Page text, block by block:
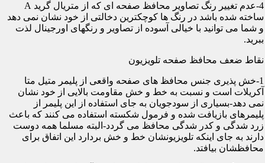
4-عدم تغییر رنگ تصاویر محافظ صفحه ای که از متریال گرید A
ساخته شده باشد در رنگ ها کوچکترین دخالتی از خود نشان نمی دهد
و شما می توانید با خیالی آسوده از تصاویر و رنگهای اورجینال لذت
ببرید.
نقاط ضعف محافظ صفحه تلویزیون
1-خش پذیری جنس محافظ های صفحه واقعی از پلیمر متیل متا
آکریلات است و نسبت به خط و خش مقاومت بالایی از خود نشان
نمی دهد-بسیاری از سودجویان به جای استفاده از این پلیمر از
پلیمرهای بازیافت شده و فرمول شکسته استفاده می کنند که باعث
زرد شدگی و کدر شدگی محافظ می گردد-البته مسلما همه دوست
دارند به جای اینکه تلویزیونشان خط و خش بردارد این اتفاق برای
محافظشان بیافتد.